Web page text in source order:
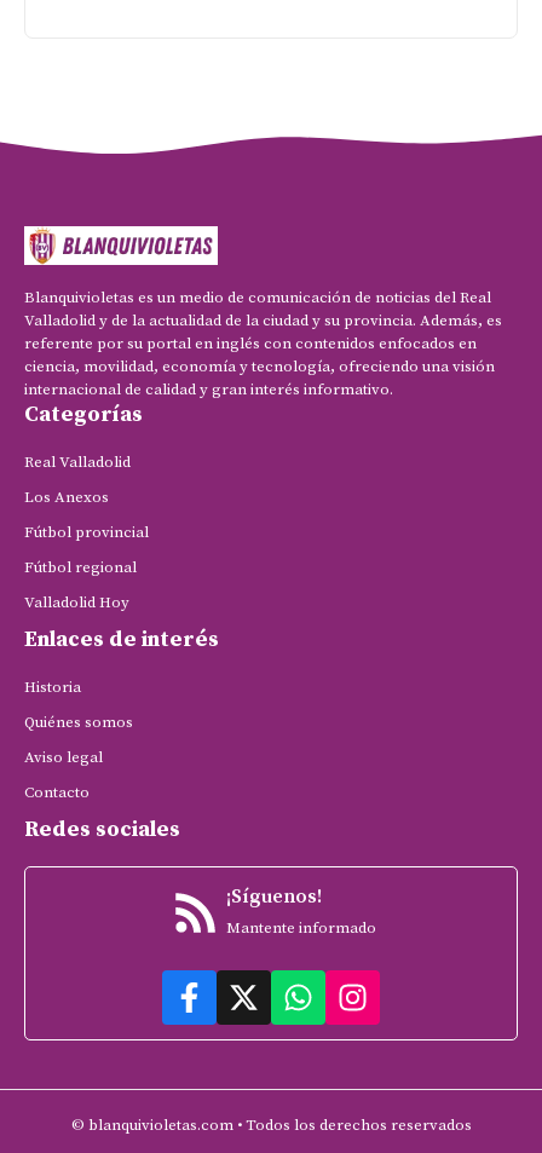
Blanquivioletas es un medio de comunicación de noticias del Real
Valladolid y de la actualidad de la ciudad y su provincia. Además, es
referente por su portal en inglés con contenidos enfocados en
ciencia, movilidad, economía y tecnología, ofreciendo una visión
internacional de calidad y gran interés informativo.
Categorías
Real Valladolid
Los Anexos
Fútbol provincial
Fútbol regional
Valladolid Hoy
Enlaces de interés
Historia
Quiénes somos
Aviso legal
Contacto
Redes sociales
¡Síguenos!
Mantente informado
© blanquivioletas.com • Todos los derechos reservados